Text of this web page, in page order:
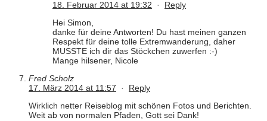
18. Februar 2014 at 19:32 · Reply
Hei Simon,
danke für deine Antworten! Du hast meinen ganzen
Respekt für deine tolle Extremwanderung, daher
MUSSTE ich dir das Stöckchen zuwerfen :-)
Mange hilsener, Nicole
Fred Scholz
17. März 2014 at 11:57 · Reply
Wirklich netter Reiseblog mit schönen Fotos und Berichten.
Weit ab von normalen Pfaden, Gott sei Dank!